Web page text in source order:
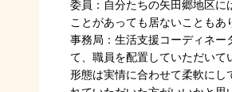
委員：自分たちの矢田郷地区に
ことがあっても居ないこともあ
事務局：生活支援コーディネー
て、職員を配置していただいて
形態は実情に合わせて柔軟にし